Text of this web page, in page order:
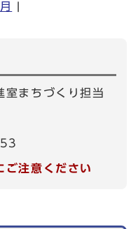
室まちづくり担当
ご注意ください